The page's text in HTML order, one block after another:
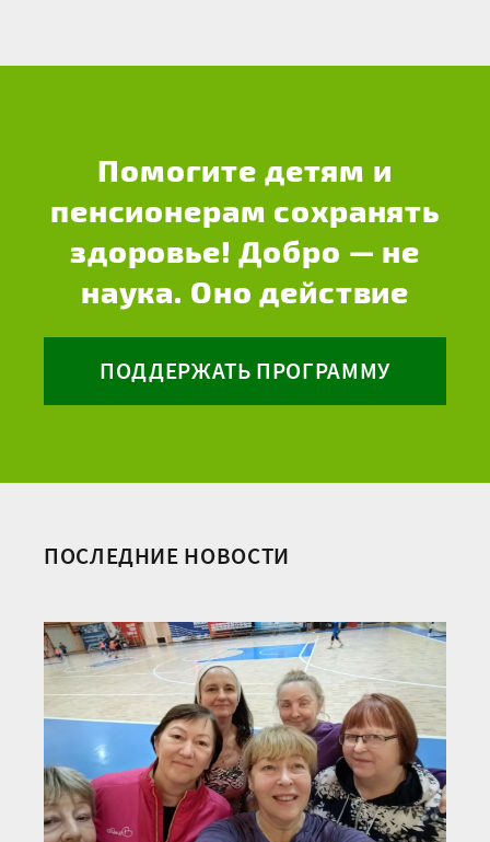
Помогите детям и
пенсионерам сохранять
здоровье! Добро — не
наука. Оно действие
ПОДДЕРЖАТЬ ПРОГРАММУ
ПОСЛЕДНИЕ НОВОСТИ